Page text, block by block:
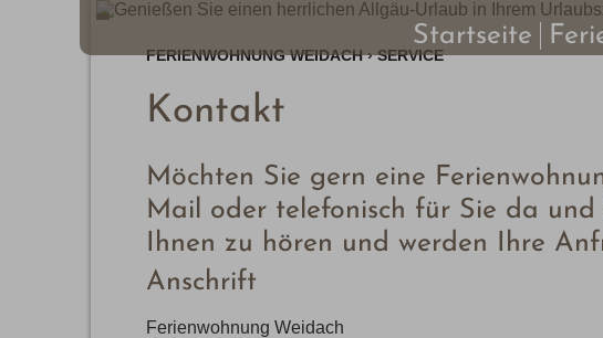
Startseite
FERIENWOHNUNG WEIDACH›SERVICE
Kontakt
Möchten Sie gern eine
Mail oder telefonisch für Sie da
Ihnen zu hören und werden Ihre
Anschrift
Ferienwohnung Weidach